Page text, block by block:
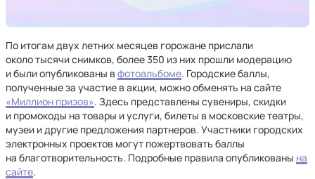
По итогам двух летних месяцев горожане прислали
около тысячи снимков, более 350 из них прошли модерацию
и были опубликованы в фотоальбоме. Городские баллы,
полученные за участие в акции, можно обменять на сайте
«Миллион призов». Здесь представлены сувениры, скидки
и промокоды на товары и услуги, билеты в московские театры,
музеи и другие предложения партнеров. Участники городских
электронных проектов могут пожертвовать баллы
на благотворительность. Подробные правила опубликованы на
сайте.